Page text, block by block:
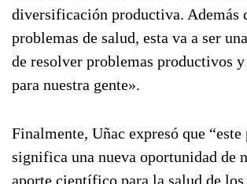
diversificación productiva. Además
problemas de salud, esta va a ser
de resolver problemas productivos
para nuestra gente».
Finalmente, Uñac expresó que
significa una nueva oportunidad de
aporte científico para la salud de los